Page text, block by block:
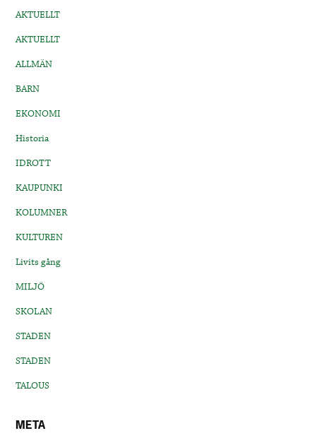
AKTUELLT
AKTUELLT
ALLMÄN
BARN
EKONOMI
Historia
IDROTT
KAUPUNKI
KOLUMNER
KULTUREN
Livits gång
MILJÖ
SKOLAN
STADEN
STADEN
TALOUS
META